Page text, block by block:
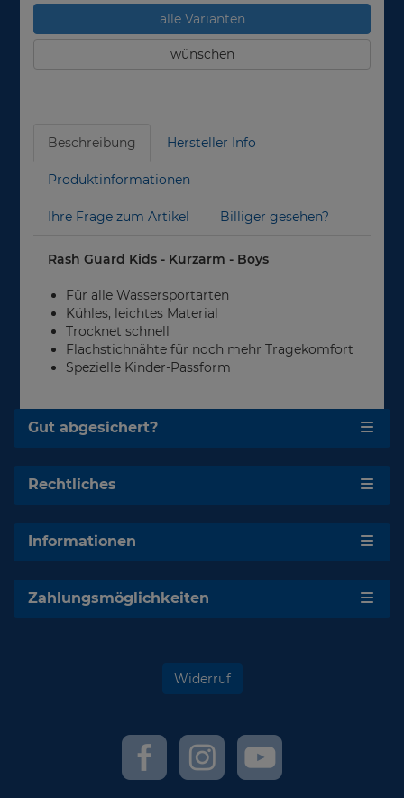
alle Varianten
wünschen
Beschreibung Hersteller Info
Produktinformationen
Ihre Frage zum Artikel Billiger gesehen?
Rash Guard Kids - Kurzarm - Boys
Für alle Wassersportarten
Kühles, leichtes Material
Trocknet schnell
Flachstichnähte für noch mehr Tragekomfort
Spezielle Kinder-Passform
Gut abgesichert?
Rechtliches
Informationen
Zahlungsmöglichkeiten
Widerruf